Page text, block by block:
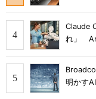
Claude
れ」
明かす